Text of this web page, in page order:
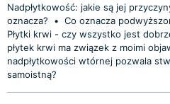
Nadpłytkowość: jakie są jej
oznacza?
• Co oznacza
Płytki krwi - czy wszystko jest
płytek krwi ma związek z moimi
nadpłytkowości wtórnej pozwala
samoistną?